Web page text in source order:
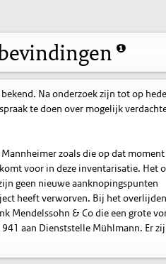
Na onderzoek zijn tot op
te doen over mogelijk
zoals die op dat
voor in deze inventarisatie. Het
geen nieuwe aanknopingspunten
heeft verworven. Bij het
Mendelssohn & Co die een grote
aan Dienststelle Mühlmann. Er